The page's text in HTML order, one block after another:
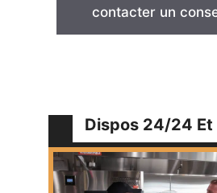
contacter un
Dispos 24/24 Et